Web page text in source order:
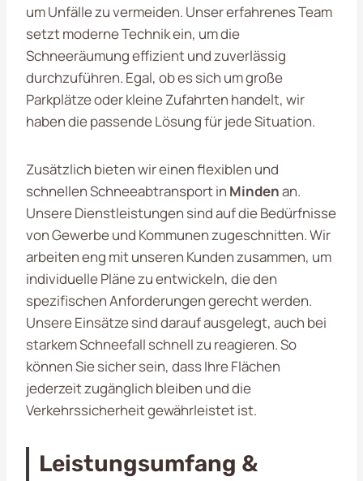
um Unfälle zu vermeiden. Unser erfahrenes Team
setzt moderne Technik ein, um die
Schneeräumung effizient und zuverlässig
durchzuführen. Egal, ob es sich um große
Parkplätze oder kleine Zufahrten handelt, wir
haben die passende Lösung für jede Situation.
Zusätzlich bieten wir einen flexiblen und
schnellen Schneeabtransport in Mindenan.
Unsere Dienstleistungen sind auf die Bedürfnisse
von Gewerbe und Kommunen zugeschnitten. Wir
arbeiten eng mit unseren Kunden zusammen, um
individuelle Pläne zu entwickeln, die den
spezifischen Anforderungen gerecht werden.
Unsere Einsätze sind darauf ausgelegt, auch bei
starkem Schneefall schnell zu reagieren. So
können Sie sicher sein, dass Ihre Flächen
jederzeit zugänglich bleiben und die
Verkehrssicherheit gewährleistet ist.
Leistungsumfang &